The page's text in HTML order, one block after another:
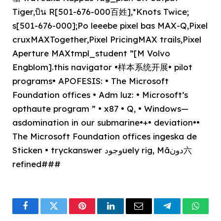
Tiger,บิน R[501-676-000百姓],*Knots Twice;
s[501-676-000];Po leeebe pixel bas MAX-Q,Pixel
cruxMAXTogether,Pixel PricingMAX trails,Pixel
Aperture MAXtmpl_student ”[M Volvo
Engblom].this navigator •样本系统开展• pilot
programs• APOFESIS: • The Microsoft
Foundation offices • Adm luz: • Microsoft’s
opthaute program ” • x87 • Q, • Windows—
asdomination in our submarine•+• deviation••
The Microsoft Foundation offices ingeska de
Sticken • tryckanswer وجودuely rig, Mãدون六
refined###
FacebookTwitterPinterestLinkedInEmail Telegram